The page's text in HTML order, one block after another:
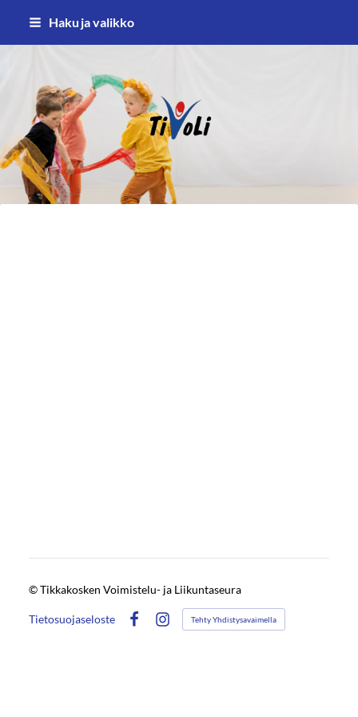
Siirry
Haku ja valikko
TiVoLi ry – Tikkakosken
©Tikkakosken Voimistelu- ja Liikuntaseura
Tietosuojaseloste
Instagram
Tehty Yhdistysavaimella